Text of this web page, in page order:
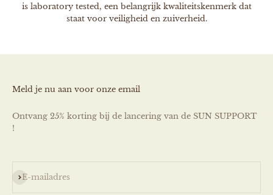
is laboratory tested, een belangrijk kwaliteitskenmerk dat
staat voor veiligheid en zuiverheid.
Meld je nu aan voor onze email
Ontvang 25% korting bij de lancering van de SUN SUPPORT
!
E-mailadres
Abonneren